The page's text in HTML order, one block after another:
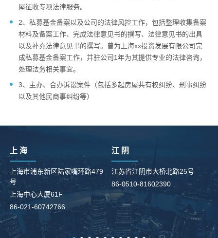
屋征收专项法律服务。
2、私募基金备案以及公司的法律风控工作，包括整理收集备案
材料及备案工作、完成法律意见书的撰写、法律意见书的出具
以及补充法律意见书的撰写。曾为上海xx投资发展有限公司完
成私募基金备案工作，并驻公司1年为其提供专业的法律咨询，
处理法务相关事宜。
3、主办、合办诉讼案件（包括多起房屋共有权纠纷、刑事纠纷
以及其他民商事纠纷等）
上 海
上海市浦东新区陆家嘴环路479
号
上海中心大厦61F
86-021-60742766
江 阴
江苏省江阴市大桥北路25号
86-0510-81602390